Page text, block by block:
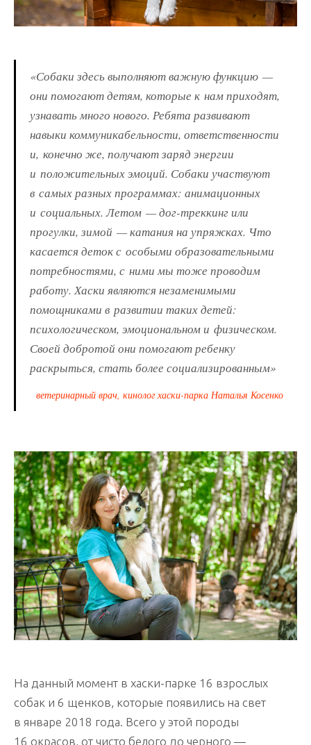
«Собаки здесь выполняют важную функцию —
они помогают детям, которые к нам приходят,
узнавать много нового. Ребята развивают
навыки коммуникабельности, ответственности
и, конечно же, получают заряд энергии
и положительных эмоций. Собаки участвуют
в самых разных программах: анимационных
и социальных. Летом — дог-треккинг или
прогулки, зимой — катания на упряжках. Что
касается деток с особыми образовательными
потребностями, с ними мы тоже проводим
работу. Хаски являются незаменимыми
помощниками в развитии таких детей:
психологическом, эмоциональном и физическом.
Своей добротой они помогают ребенку
раскрыться, стать более социализированным»
ветеринарный врач, кинолог хаски-парка Наталья Косенко
На данный момент в хаски-парке 16 взрослых
собак и 6 щенков, которые появились на свет
в январе 2018 года. Всего у этой породы
16 окрасов, от чисто белого до черного —